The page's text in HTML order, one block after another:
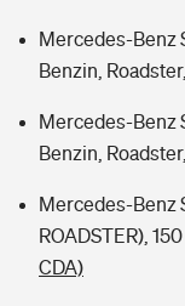
Mercedes-Benz
Benzin,
Mercedes-Benz
Benzin,
Mercedes-Benz
ROADSTER),
CDA)